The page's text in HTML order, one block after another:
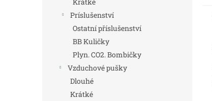
Príslušenství
Ostatní příslušenství
BB Kuličky
Plyn. CO2. Bombičky
Vzduchové pušky
Dlouhé
Krátké